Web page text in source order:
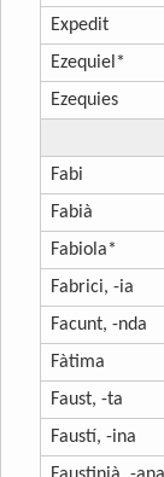
Expedit
Ezequiel*
Ezequies
Fabi
Fabià
Fabiola*
Fabrici, -ia
Facunt, -nda
Fàtima
Faust, -ta
Faustí, -ina